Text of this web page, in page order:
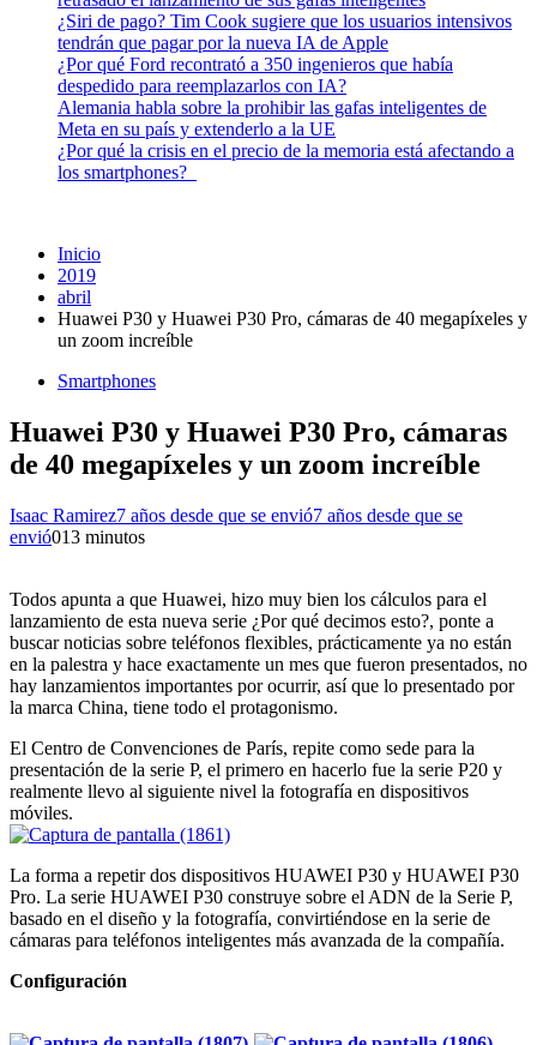
¿Siri de pago? Tim Cook sugiere que los usuarios intensivos
tendrán que pagar por la nueva IA de Apple
¿Por qué Ford recontrató a 350 ingenieros que había
despedido para reemplazarlos con IA?
Alemania habla sobre la prohibir las gafas inteligentes de
Meta en su país y extenderlo a la UE
¿Por qué la crisis en el precio de la memoria está afectando a
los smartphones?
Inicio
2019
abril
Huawei P30 y Huawei P30 Pro, cámaras de 40 megapíxeles y
un zoom increíble
Smartphones
Huawei P30 y Huawei P30 Pro, cámaras
de 40 megapíxeles y un zoom increíble
Isaac Ramirez7 años desde que se envió7 años desde que se
envió013 minutos
Todos apunta a que Huawei, hizo muy bien los cálculos para el
lanzamiento de esta nueva serie ¿Por qué decimos esto?, ponte a
buscar noticias sobre teléfonos flexibles, prácticamente ya no están
en la palestra y hace exactamente un mes que fueron presentados, no
hay lanzamientos importantes por ocurrir, así que lo presentado por
la marca China, tiene todo el protagonismo.
El Centro de Convenciones de París, repite como sede para la
presentación de la serie P, el primero en hacerlo fue la serie P20 y
realmente llevo al siguiente nivel la fotografía en dispositivos
móviles.
La forma a repetir dos dispositivos HUAWEI P30 y HUAWEI P30
Pro. La serie HUAWEI P30 construye sobre el ADN de la Serie P,
basado en el diseño y la fotografía, convirtiéndose en la serie de
cámaras para teléfonos inteligentes más avanzada de la compañía.
Configuración